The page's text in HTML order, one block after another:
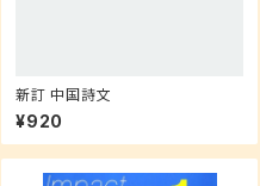
新訂 中国詩文
¥920